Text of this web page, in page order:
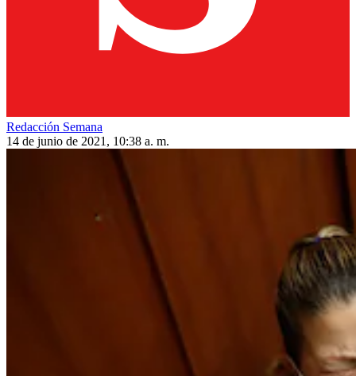
Redacción Semana
14 de junio de 2021, 10:38 a. m.